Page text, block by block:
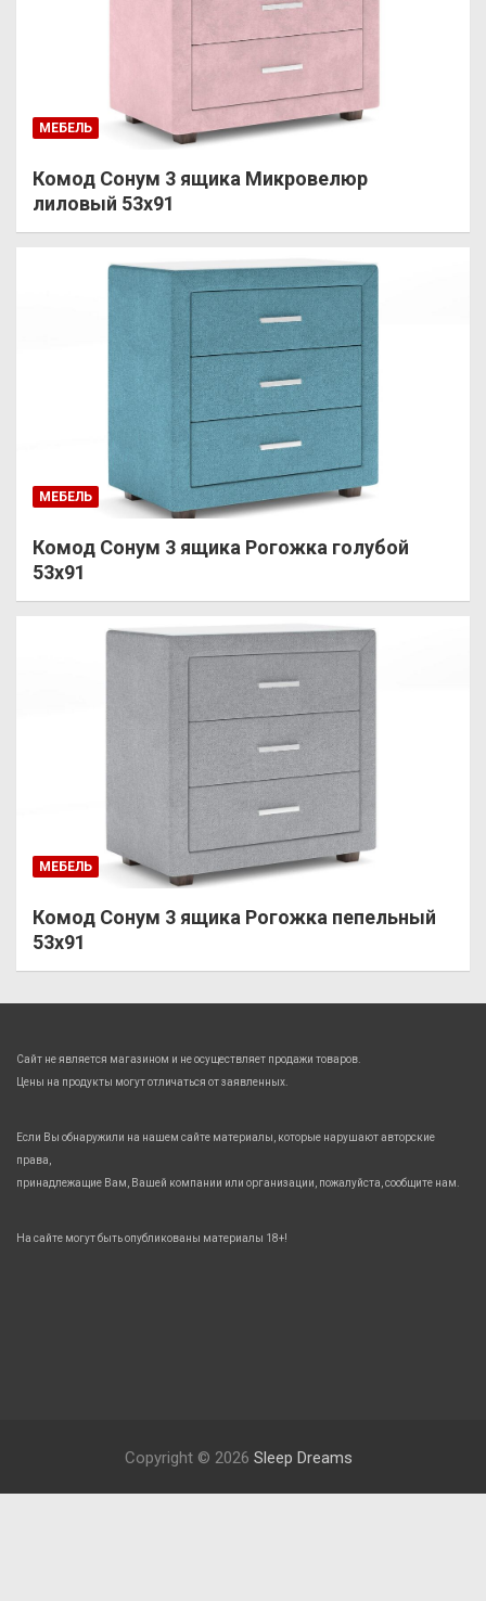
МЕБЕЛЬ
Комод Сонум 3 ящика Микровелюр
лиловый 53х91
МЕБЕЛЬ
Комод Сонум 3 ящика Рогожка голубой
53х91
МЕБЕЛЬ
Комод Сонум 3 ящика Рогожка пепельный
53х91
Сайт не является магазином и не осуществляет продажи товаров.
Цены на продукты могут отличаться от заявленных.
Если Вы обнаружили на нашем сайте материалы, которые нарушают авторские
права,
принадлежащие Вам, Вашей компании или организации, пожалуйста, сообщите нам.
На сайте могут быть опубликованы материалы 18+!
Copyright © 2026 Sleep Dreams